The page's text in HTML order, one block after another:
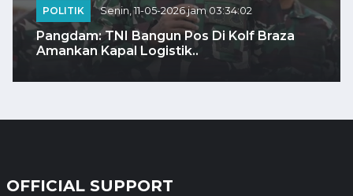
POLITIK Senin, 11-05-2026 jam 03:34:02
Pangdam: TNI Bangun Pos Di Kolf Braza
Amankan Kapal Logistik..
OFFICIAL SUPPORT